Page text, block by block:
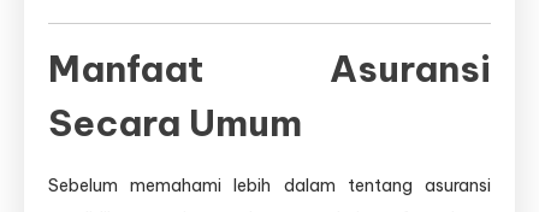
Manfaat Asuransi
Secara Umum
Sebelum memahami lebih dalam tentang asuransi